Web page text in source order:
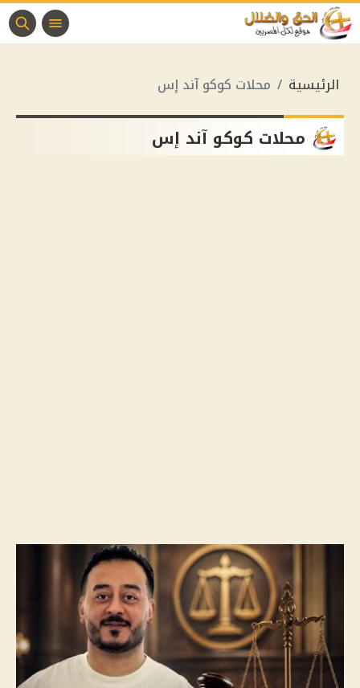
الرئيسية محلات كوكو آند إس
محلات كوكو آند إس